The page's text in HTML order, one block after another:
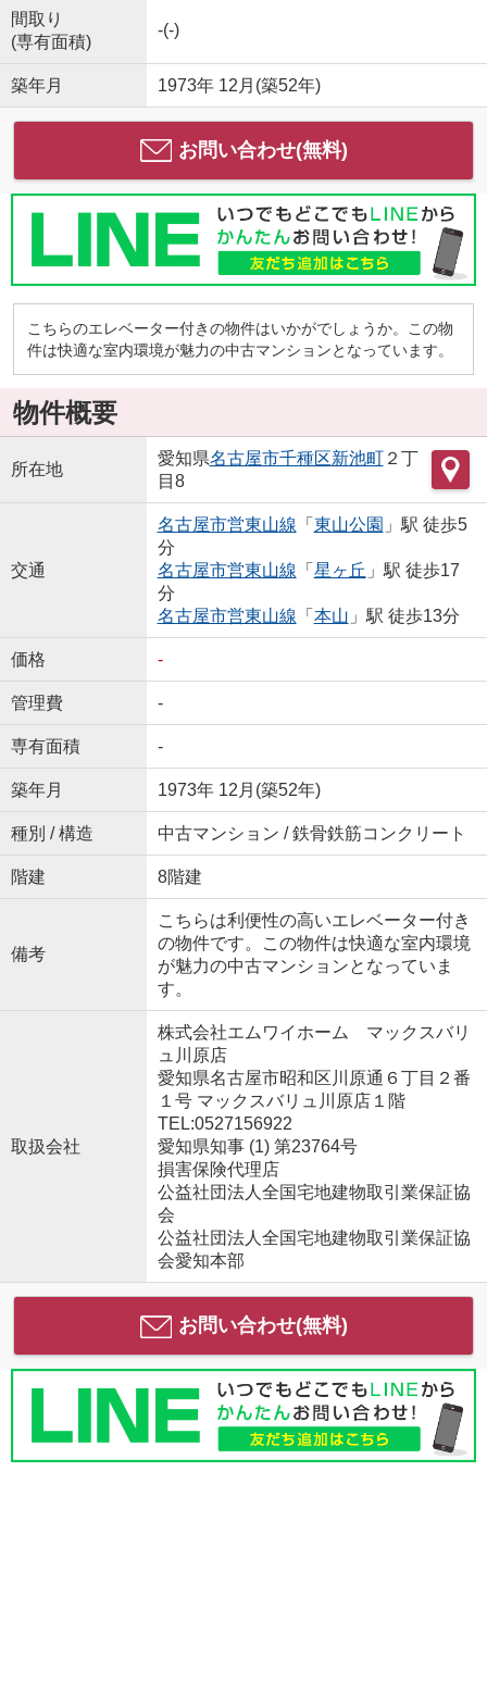
間取り
(専有面積)
-(-)
築年月 1973年 12月(築52年)
お問い合わせ(無料)
こちらのエレベーター付きの物件はいかがでしょうか。この物
件は快適な室内環境が魅力の中古マンションとなっています。
物件概要
所在地
愛知県名古屋市千種区新池町２丁
目8
交通
名古屋市営東山線 「 東山公園 」駅 徒歩5
分
名古屋市営東山線 「 星ヶ丘 」駅 徒歩17
分
名古屋市営東山線 「 本山 」駅 徒歩13分
価格 -
管理費 -
専有面積 -
築年月 1973年 12月(築52年)
種別 / 構造 中古マンション / 鉄骨鉄筋コンクリート
階建 8階建
備考
こちらは利便性の高いエレベーター付き
の物件です。この物件は快適な室内環境
が魅力の中古マンションとなっていま
す。
取扱会社
株式会社エムワイホーム マックスバリ
ュ川原店
愛知県名古屋市昭和区川原通６丁目２番
１号 マックスバリュ川原店１階
TEL:0527156922
愛知県知事 (1) 第23764号
損害保険代理店
公益社団法人全国宅地建物取引業保証協
会
公益社団法人全国宅地建物取引業保証協
会愛知本部
お問い合わせ(無料)